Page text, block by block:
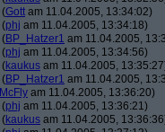
(Gott am 11.04.2005, 13:34:02)
(phj am 11.04.2005, 13:34:18)
(BP_Hatzer1 am 11.04.2005,
(phj am 11.04.2005, 13:34:56)
(kaukus am 11.04.2005,
(BP_Hatzer1 am 11.04.2005,
McFly am 11.04.2005, 13:36:20)
(phj am 11.04.2005, 13:36:21)
(kaukus am 11.04.2005,